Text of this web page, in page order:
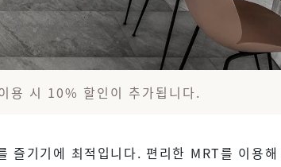
용 시 10% 할인이 추가됩니다.
기기에 최적입니다. 편리한 MRT를 이용